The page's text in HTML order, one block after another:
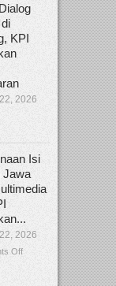
KPI
2026
Isi
Jawa
2026
Off